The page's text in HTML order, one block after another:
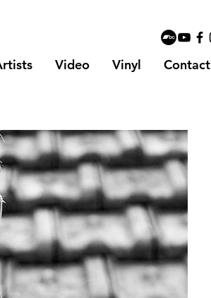
Video Vinyl Contact